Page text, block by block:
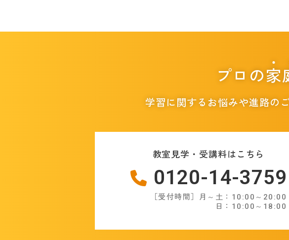
プロの家
学習に関するお悩みや進路の
教室見学・受講料はこちら
0120-14-3759
［受付時間］月～土：10:00～20:00
日：10:00～18:00